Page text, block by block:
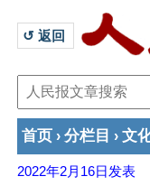
↺ 返回
首页 › 分栏目 › 文
2022年2月16日 发表